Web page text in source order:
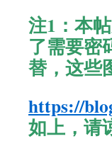
注1：本
了需要密
替，这些
https://
如上，请